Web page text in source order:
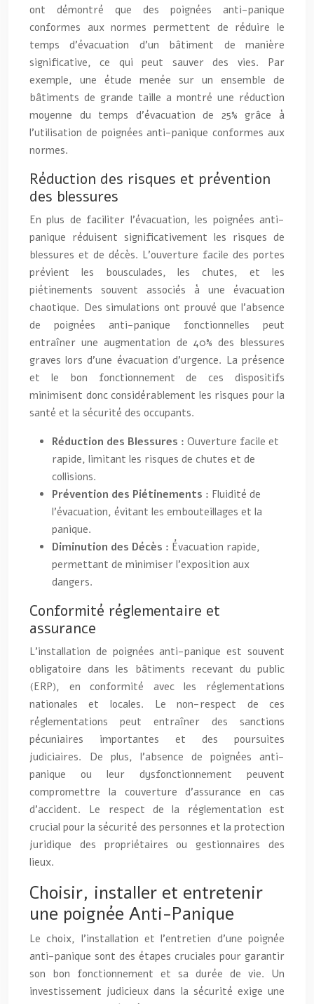
ont démontré que des poignées anti-panique
conformes aux normes permettent de réduire le
temps d’évacuation d’un bâtiment de manière
significative, ce qui peut sauver des vies. Par
exemple, une étude menée sur un ensemble de
bâtiments de grande taille a montré une réduction
moyenne du temps d’évacuation de 25% grâce à
l’utilisation de poignées anti-panique conformes aux
normes.
Réduction des risques et prévention
des blessures
En plus de faciliter l’évacuation, les poignées anti-
panique réduisent significativement les risques de
blessures et de décès. L’ouverture facile des portes
prévient les bousculades, les chutes, et les
piétinements souvent associés à une évacuation
chaotique. Des simulations ont prouvé que l’absence
de poignées anti-panique fonctionnelles peut
entraîner une augmentation de 40% des blessures
graves lors d’une évacuation d’urgence. La présence
et le bon fonctionnement de ces dispositifs
minimisent donc considérablement les risques pour la
santé et la sécurité des occupants.
Réduction des Blessures : Ouverture facile et
rapide, limitant les risques de chutes et de
collisions.
Prévention des Piétinements : Fluidité de
l’évacuation, évitant les embouteillages et la
panique.
Diminution des Décès : Évacuation rapide,
permettant de minimiser l’exposition aux
dangers.
Conformité réglementaire et
assurance
L’installation de poignées anti-panique est souvent
obligatoire dans les bâtiments recevant du public
(ERP), en conformité avec les réglementations
nationales et locales. Le non-respect de ces
réglementations peut entraîner des sanctions
pécuniaires importantes et des poursuites
judiciaires. De plus, l’absence de poignées anti-
panique ou leur dysfonctionnement peuvent
compromettre la couverture d’assurance en cas
d’accident. Le respect de la réglementation est
crucial pour la sécurité des personnes et la protection
juridique des propriétaires ou gestionnaires des
lieux.
Choisir, installer et entretenir
une poignée Anti-Panique
Le choix, l’installation et l’entretien d’une poignée
anti-panique sont des étapes cruciales pour garantir
son bon fonctionnement et sa durée de vie. Un
investissement judicieux dans la sécurité exige une